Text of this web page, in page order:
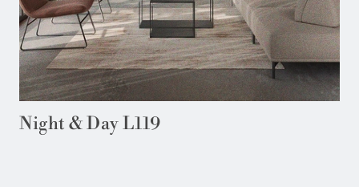
Night & Day L119